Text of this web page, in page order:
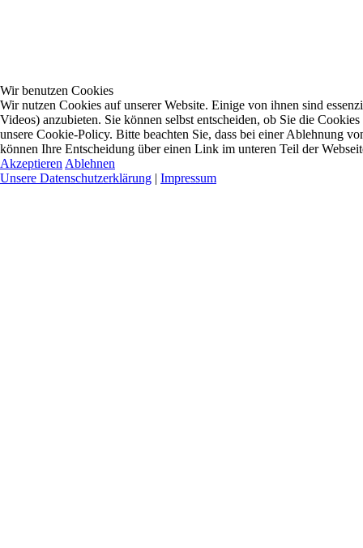
Wir benutzen Cookies
Wir nutzen Cookies auf unserer Website. Einige von ihnen sind
Videos) anzubieten. Sie können selbst entscheiden, ob Sie die
unsere Cookie-Policy. Bitte beachten Sie, dass bei einer Ablehnung
können Ihre Entscheidung über einen Link im unteren Teil der
Akzeptieren Ablehnen
Unsere Datenschutzerklärung | Impressum